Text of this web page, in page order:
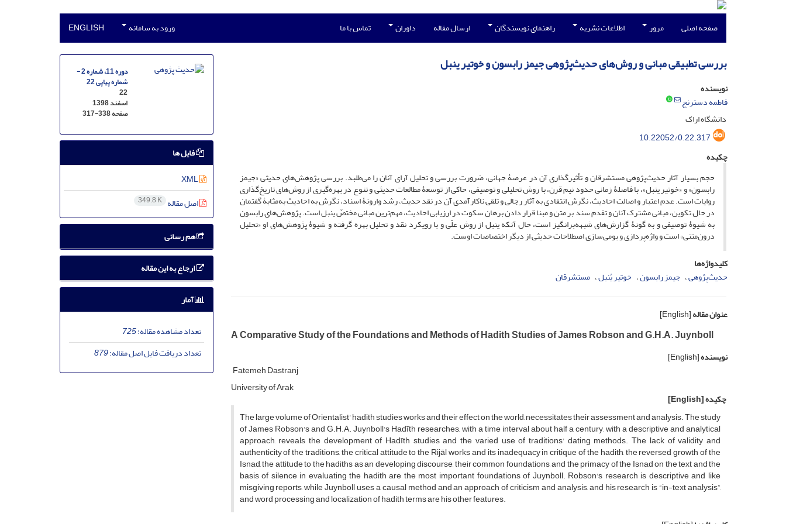
صفحه اصلی مرور اطلاعات نشریه راهنمای نویسندگان ارسال مقاله داوران تماس با ما ورود به سامانه ENGLISH
بررسی تطبیقی مبانی و روش‌های حدیث‌پژوهی جیمز رابسون و خوتیر ینبل
نویسنده
فاطمه دسترنج
دانشگاه اراک
10.22052/0.22.317
چکیده
حجم بسیار آثار حدیث‌پژوهی مستشرقان و تأثیرگذاری آن در عرصۀ‌ جهانی، ضرورت بررسی و تحلیل آرای آنان را می‌طلبد. بررسی پژوهش‌های حدیثی «جیمز
رابسون» و «خوتیر ینبل»، با فاصلۀ زمانی حدود نیم قرن، با روش تحلیلی و توصیفی، حاکی از توسعۀ مطالعات حدیثی و تنوع در بهره‌گیری از روش‌های تاریخ‌گذاری
روایات است. عدم اعتبار و اصالت احادیث، نگرش انتقادی به آثار رجالی و تلقی ناکارآمدی آن در نقد حدیث، رشد وارونۀ اسناد، نگرش به احادیث به‌مثابۀ گفتمان
در حال تکوین، مبانی مشترک آنان و تقدم سند بر متن و مبنا قرار دادن برهان سکوت در ارزیابی احادیث، مهم‌ترین مبانی مختصّ ینبل است. پژوهش‌های رابسون
به شیوۀ توصیفی و به گونۀ گزارش‌های شبهه‌برانگیز است، حال آنکه ینبل از روش علّی و با رویکرد نقد و تحلیل بهره گرفته و شیوۀ پژوهش‌های او «تحلیل
درون‌متنی» است و واژه‌پردازی و بومی‌سازی اصطلاحات حدیثی از دیگر اختصاصات اوست.
کلیدواژه‌ها
حدیث‌پژوهی جیمز رابسون خوتیر یُنبل مستشرقان
عنوان مقاله[English]
A Comparative Study of the Foundations and Methods of Hadith Studies of James Robson and G.H.A. Juynboll
نویسنده[English]
Fatemeh Dastranj
University of Arak
چکیده[English]
The large volume of Orientalist' hadith studies works and their effect on the world, necessitates their assessment and analysis. The study
of James Robson's and G.H.A. Juynboll's Hadīth researches, with a time interval about half a century, with a descriptive and analytical
approach, reveals the development of Hadīth studies and the varied use of traditions' dating methods. The lack of validity and
authenticity of the traditions, the critical attitude to the Rijāl works and its inadequacy in critique of the hadith, the reversed growth of the
Isnad, the attitude to the hadiths as an developing discourse, their common foundations, and the primacy of the Isnad on the text and the
basis of silence in evaluating the hadith are the most important foundations of Juynboll. Robson's research is descriptive and like
misgiving reports, while Juynboll uses a causal method and an approach of criticism and analysis, and his research is “in-text analysis”,
and word processing and localization of hadith terms are his other features.
دوره 11، شماره 2 -
شماره پیاپی 22
22
اسفند 1398
صفحه317-338
فایل ها
XML
اصل مقاله 349.8 K
هم رسانی
ارجاع به این مقاله
آمار
تعداد مشاهده مقاله:725
تعداد دریافت فایل اصل مقاله:879